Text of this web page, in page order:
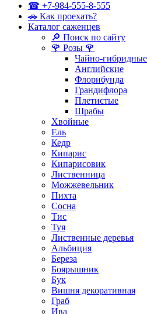
☎ +7-984-555-8-555
🚗 Как проехать?
Каталог саженцев
🔎 Поиск по сайту
🌹 Розы 🌹
Чайно-гибридные
Английские
Флорибунда
Грандифлора
Плетистые
Шрабы
Хвойные
Ель
Кедр
Кипарис
Кипарисовик
Лиственница
Можжевельник
Пихта
Сосна
Тис
Туя
Лиственные деревья
Альбиция
Береза
Боярышник
Бук
Вишня декоративная
Граб
Ива